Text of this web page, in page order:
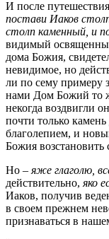
И после
постави Иаков
столп каменный, и
видимый
дома Божия,
невидимое, но
ли по сему примеру
нами Дом Божий то
некогда воздвигли
почти только
благолепием, и
Божия возстановить
Но – яже глаголю,
действительно, яко
Иаков, получив
в своем прежнем
признаваться в